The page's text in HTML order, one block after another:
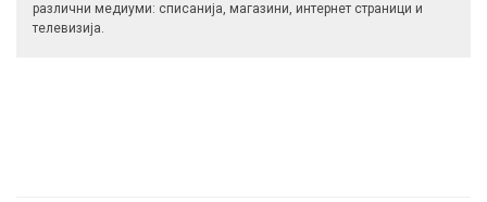
различни медиуми: списанија, магазини, интернет страници и
телевизија.